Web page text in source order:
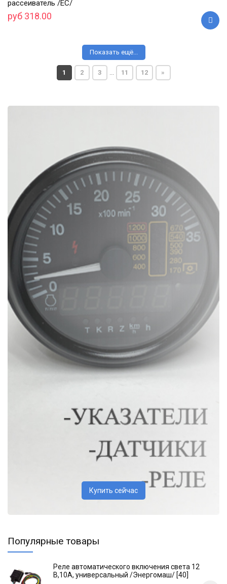
рассеиватель /ЕС/
руб 318.00
Показать ещё...
1 2 3 11 12 »
Купить сейчас
Популярные товары
Реле автоматического включения света 12
В,10А, универсальный /Энергомаш/ [40]